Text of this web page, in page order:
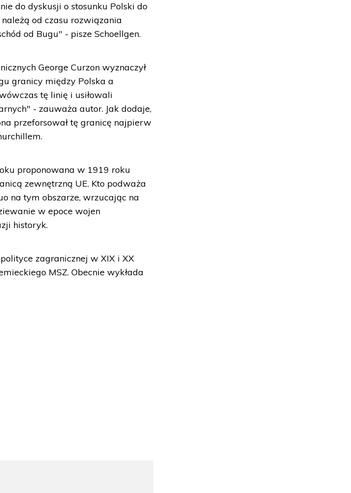
do dyskusji o stosunku Polski do
od czasu rozwiązania
od Bugu" - pisze Schoellgen.
George Curzon wyznaczył
granicy między Polska a
tę linię i usiłowali
- zauważa autor. Jak dodaje,
przeforsował tę granicę najpierw
proponowana w 1919 roku
zewnętrzną UE. Kto podważa
na tym obszarze, wrzucając na
w epoce wojen
historyk.
zagranicznej w XIX i XX
MSZ. Obecnie wykłada